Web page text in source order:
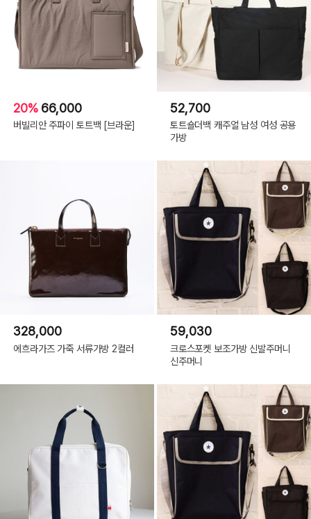
20% 66,000
버빌리안 주파이 토트백 [브라운]
52,700
토트숄더백 캐주얼 남성 여성 공용
가방
328,000
에흐라가즈 가죽 서류가방 2컬러
59,030
크로스포켓 보조가방 신발주머니
신주머니